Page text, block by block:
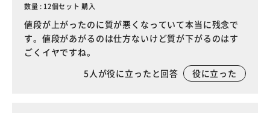
数量 : 12個セット 購入
値段が上がったのに質が悪くなっていて本当に残念で
す。値段があがるのは仕方ないけど質が下がるのはす
ごくイヤですね。
5人が役に立ったと回答 役に立った